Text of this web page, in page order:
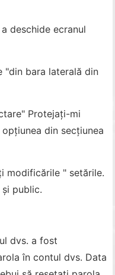
deschide ecranul
"din bara laterală din
Protejați-mi
din secțiunea
modificările " setările.
public.
dvs. a fost
în contul dvs. Data